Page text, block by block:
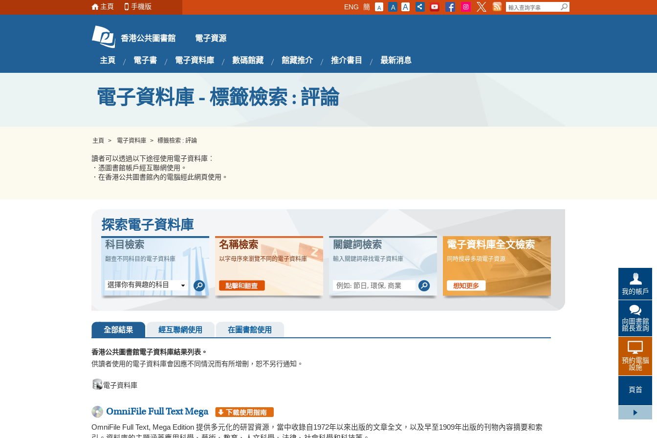
主頁 手機版 ENG 簡 A A A
香港公共圖書館 電子資源
主頁 電子書 電子資料庫 數碼館藏 館藏推介 推介書目 最新消息
我的帳戶
向圖書館
館長查詢
預約電腦
設施
頁首
電子資料庫 - 標籤檢索 : 評論
主頁 > 電子資料庫 > 標籤檢索 : 評論
讀者可以透過以下途徑使用電子資料庫︰
．憑圖書館帳戶經互聯網使用。
．在香港公共圖書館內的電腦經此網頁使用。
探索電子資料庫
科目檢索
翻查不同科目的電子資料庫
選擇你有興趣的科目
名稱檢索
以字母序來瀏覽不同的電子資料庫
關鍵詞檢索
輸入關鍵詞尋找電子資料庫
電子資料庫全文檢索
同時搜尋多項電子資源
全部結果 經互聯網使用 在圖書館使用
香港公共圖書館電子資料庫結果列表。
供讀者使用的電子資料庫會因應不同情況而有所增刪，恕不另行通知。
電子資料庫
OmniFile Full Text Mega
OmniFile Full Text, Mega Edition 提供多元化的研習資源，當中收錄自1972年以來出版的文章全文，以及早至1909年出版的刊物內容摘要和索